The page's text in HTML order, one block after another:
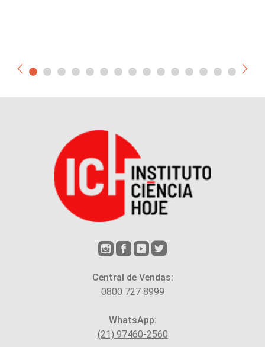
Central de Vendas:
0800 727 8999
WhatsApp:
(21) 97460-2560